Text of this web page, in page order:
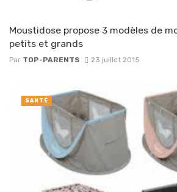
Moustidose propose 3 modèles de
petits et grands
Par TOP-PARENTS 23 juillet 2015
SANTÉ